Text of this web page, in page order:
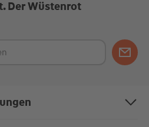
Der Wüstenrot